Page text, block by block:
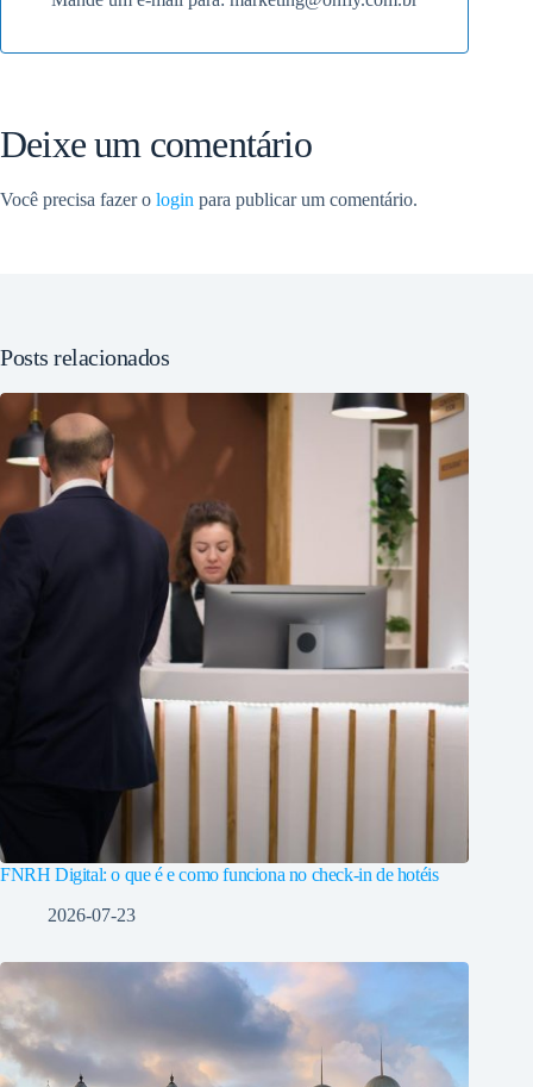
Deixe um comentário
Você precisa fazer o login para publicar um comentário.
Posts relacionados
FNRH Digital: o que é e como funciona no check-in de hotéis
2026-07-23